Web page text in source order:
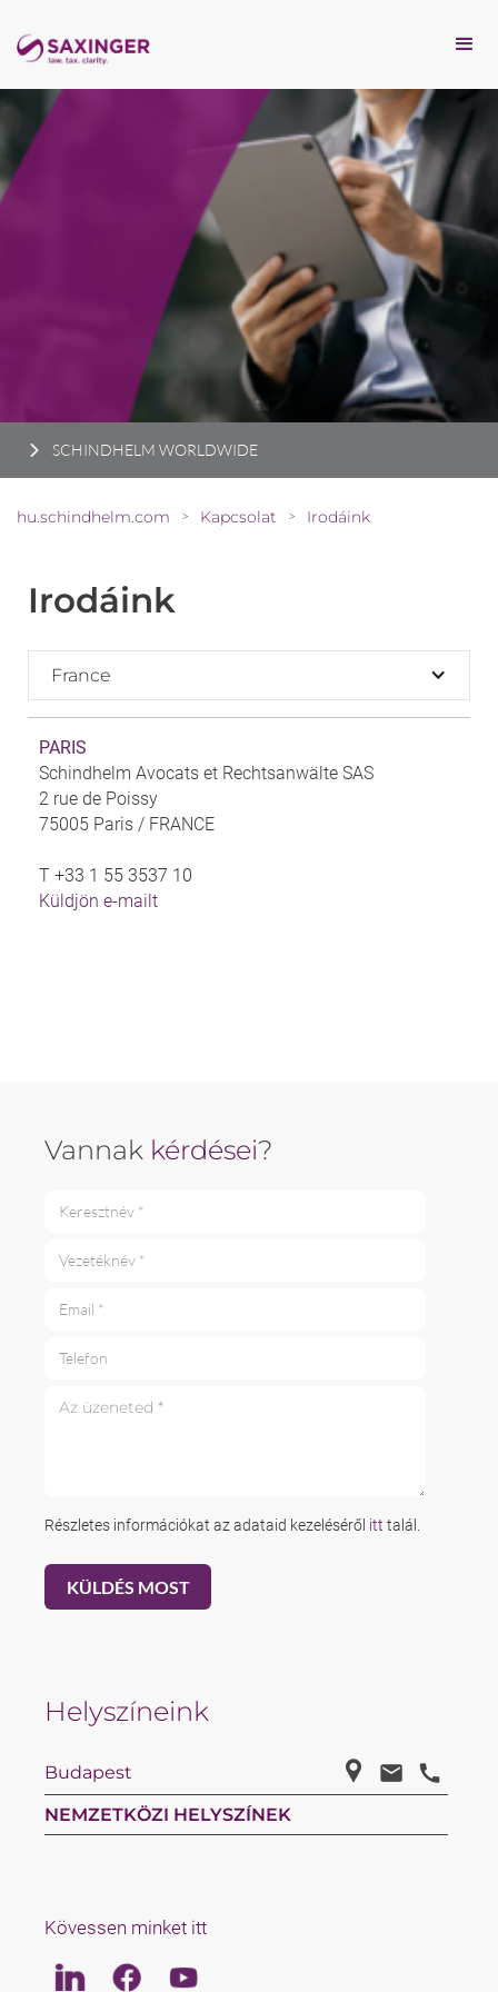
SCHINDHELM WORLDWIDE
hu.schindhelm.com > Kapcsolat > Irodáink
Irodáink
France
PARIS
Schindhelm Avocats et Rechtsanwälte SAS
2 rue de Poissy
75005 Paris / FRANCE
T +33 1 55 3537 10
Küldjön e-mailt
Vannak kérdései?
Részletes információkat az adataid kezeléséről itt talál.
Helyszíneink
Budapest
NEMZETKÖZI HELYSZÍNEK
Kövessen minket itt
LinkedinFacebookYoutube